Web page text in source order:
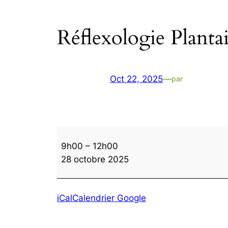
Réflexologie
Oct 22, 2025—par
Plantaire
9h00 – 12h00
28 octobre 2025
iCalCalendrier Google